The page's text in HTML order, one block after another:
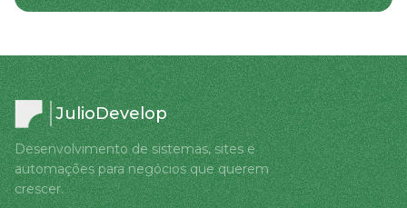
JulioDevelop
Desenvolvimento de sistemas, sites e
automações para negócios que querem
crescer.